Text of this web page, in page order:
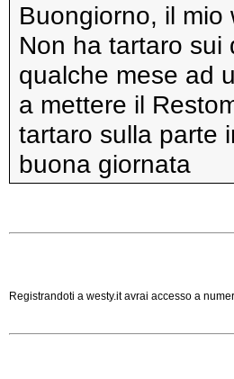
Buongiorno, il
Non ha tartaro sui
qualche mese ad
a mettere il
tartaro sulla parte
buona giornata
Registrandoti a westy.it avrai accesso a